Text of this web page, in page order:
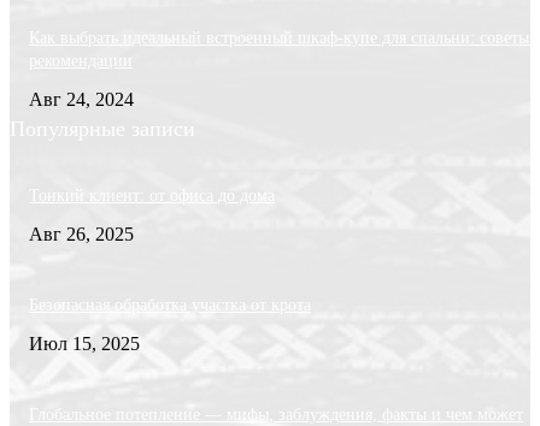
Как выбрать идеальный встроенный шкаф-купе для спальни: советы
рекомендации
Авг 24, 2024
Популярные записи
Тонкий клиент: от офиса до дома
Авг 26, 2025
Безопасная обработка участка от крота
Июл 15, 2025
Глобальное потепление — мифы, заблуждения, факты и чем может